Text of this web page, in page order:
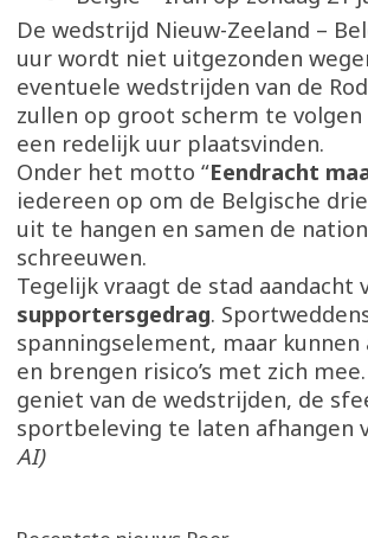
De wedstrijd Nieuw-Zeeland –
uur wordt niet uitgezonden
eventuele wedstrijden van de
zullen op groot scherm te
een redelijk uur plaatsvinden.
Onder het motto “Eendracht
iedereen op om de Belgische
uit te hangen en samen de
schreeuwen.
Tegelijk vraagt de stad aandacht
supportersgedrag.
spanningselement, maar
en brengen risico’s met zich
geniet van de wedstrijden, de
sportbeleving te laten afhangen
AI)